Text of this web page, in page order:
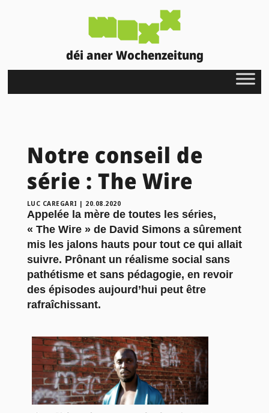
déi aner Wochenzeitung
Notre conseil de
série : The Wire
LUC CAREGARI | 20.08.2020
Appelée la mère de toutes les séries,
« The Wire » de David Simons a sûrement
mis les jalons hauts pour tout ce qui allait
suivre. Prônant un réalisme social sans
pathétisme et sans pédagogie, en revoir
des épisodes aujourd’hui peut être
rafraîchissant.